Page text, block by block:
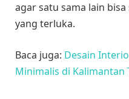
agar satu sama lain
yang terluka.
Baca juga: Desain
Minimalis di Kalimantan